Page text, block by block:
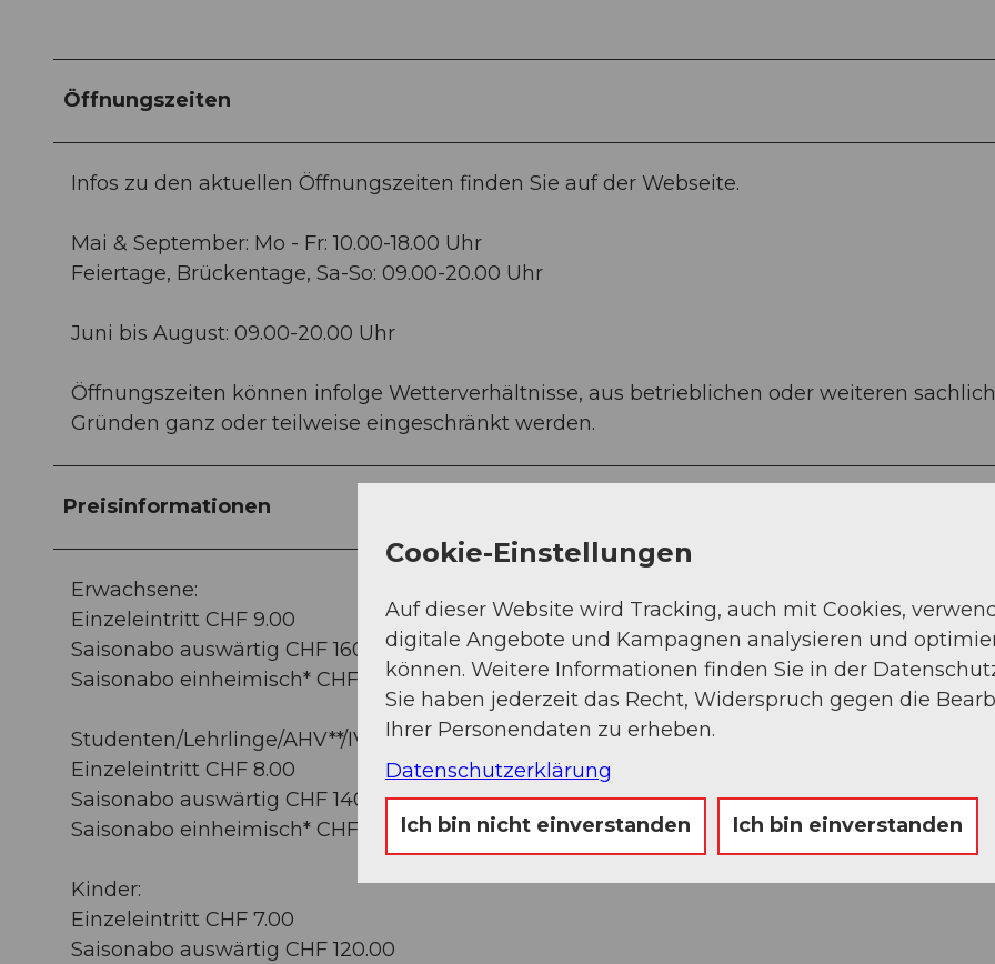
Öffnungszeiten
Infos zu den aktuellen Öffnungszeiten finden Sie auf der Webseite.
Mai & September: Mo - Fr: 10.00-18.00 Uhr
Feiertage, Brückentage, Sa-So: 09.00-20.00 Uhr
Juni bis August: 09.00-20.00 Uhr
Öffnungszeiten können infolge Wetterverhältnisse, aus betrieblichen oder weiteren
Gründen ganz oder teilweise eingeschränkt werden.
Preisinformationen
Erwachsene:
Einzeleintritt CHF 9.00
Saisonabo auswärtig CHF 160.00
Saisonabo einheimisch* CHF 140.00
Studenten/Lehrlinge/AHV**/IV/KulturLegi:
Einzeleintritt CHF 8.00
Saisonabo auswärtig CHF 140.00
Saisonabo einheimisch* CHF 120.00
Kinder:
Einzeleintritt CHF 7.00
Saisonabo auswärtig CHF 120.00
Cookie-Einstellungen
Auf dieser Website wird Tracking, auch mit Cookies,
digitale Angebote und Kampagnen analysieren und
können. Weitere Informationen finden Sie in der
Sie haben jederzeit das Recht, Widerspruch gegen die
Ihrer Personendaten zu erheben.
Datenschutzerklärung
Ich bin nicht einverstanden Ich bin einverstanden